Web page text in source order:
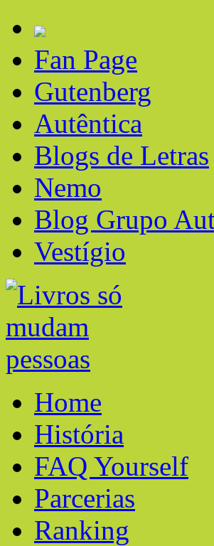
Fan Page
Gutenberg
Autêntica
Blogs de Letras
Nemo
Blog Grupo
Vestígio
Home
História
FAQ Yourself
Parcerias
Ranking